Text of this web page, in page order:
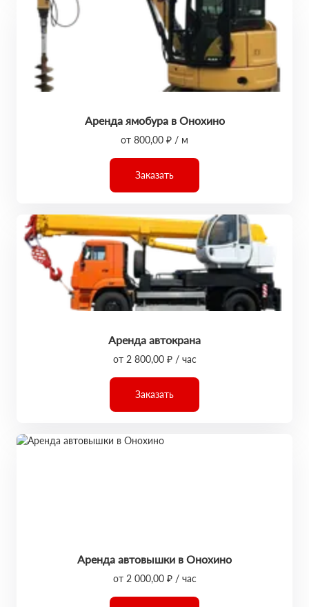
Аренда ямобура в Онохино
от 800,00 ₽ / м
Заказать
Аренда автокрана
от 2 800,00 ₽ / час
Заказать
Аренда автовышки в Онохино
от 2 000,00 ₽ / час